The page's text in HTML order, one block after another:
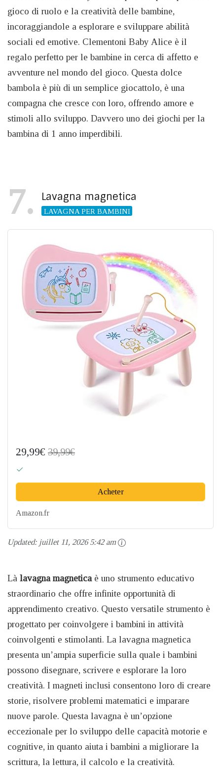
gioco di ruolo e la creatività delle bambine,
incoraggiandole a esplorare e sviluppare abilità
sociali ed emotive. Clementoni Baby Alice è il
regalo perfetto per le bambine in cerca di affetto e
avventure nel mondo del gioco. Questa dolce
bambola è più di un semplice giocattolo, è una
compagna che cresce con loro, offrendo amore e
stimoli allo sviluppo. Davvero uno dei giochi per la
bambina di 1 anno imperdibili.
7 Lavagna magnetica
LAVAGNA PER BAMBINI
29,99€ 39,99€
Acheter
Amazon.fr
Updated: juillet 11, 2026 5:42 am
Là lavagna magnetica è uno strumento educativo
straordinario che offre infinite opportunità di
apprendimento creativo. Questo versatile strumento è
progettato per coinvolgere i bambini in attività
coinvolgenti e stimolanti. La lavagna magnetica
presenta un’ampia superficie sulla quale i bambini
possono disegnare, scrivere e esplorare la loro
creatività. I magneti inclusi consentono loro di creare
storie, risolvere problemi matematici e imparare
nuove parole. Questa lavagna è un’opzione
eccezionale per lo sviluppo delle capacità motorie e
cognitive, in quanto aiuta i bambini a migliorare la
scrittura, la lettura, il calcolo e la creatività.